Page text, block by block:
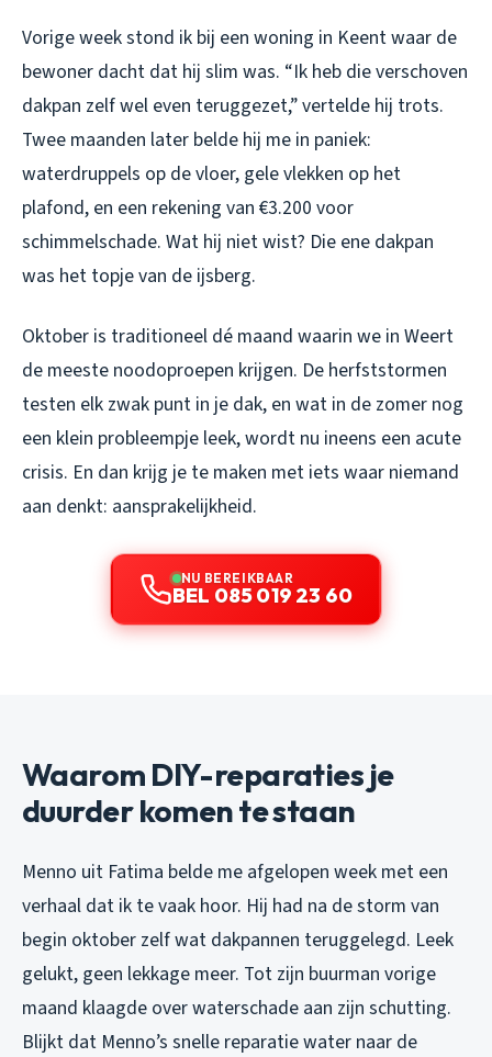
Vorige week stond ik bij een woning in Keent waar de
bewoner dacht dat hij slim was. “Ik heb die verschoven
dakpan zelf wel even teruggezet,” vertelde hij trots.
Twee maanden later belde hij me in paniek:
waterdruppels op de vloer, gele vlekken op het
plafond, en een rekening van €3.200 voor
schimmelschade. Wat hij niet wist? Die ene dakpan
was het topje van de ijsberg.
Oktober is traditioneel dé maand waarin we in Weert
de meeste noodoproepen krijgen. De herfststormen
testen elk zwak punt in je dak, en wat in de zomer nog
een klein probleempje leek, wordt nu ineens een acute
crisis. En dan krijg je te maken met iets waar niemand
aan denkt: aansprakelijkheid.
NU BEREIKBAAR
BEL 085 019 23 60
Waarom DIY-reparaties je
duurder komen te staan
Menno uit Fatima belde me afgelopen week met een
verhaal dat ik te vaak hoor. Hij had na de storm van
begin oktober zelf wat dakpannen teruggelegd. Leek
gelukt, geen lekkage meer. Tot zijn buurman vorige
maand klaagde over waterschade aan zijn schutting.
Blijkt dat Menno’s snelle reparatie water naar de